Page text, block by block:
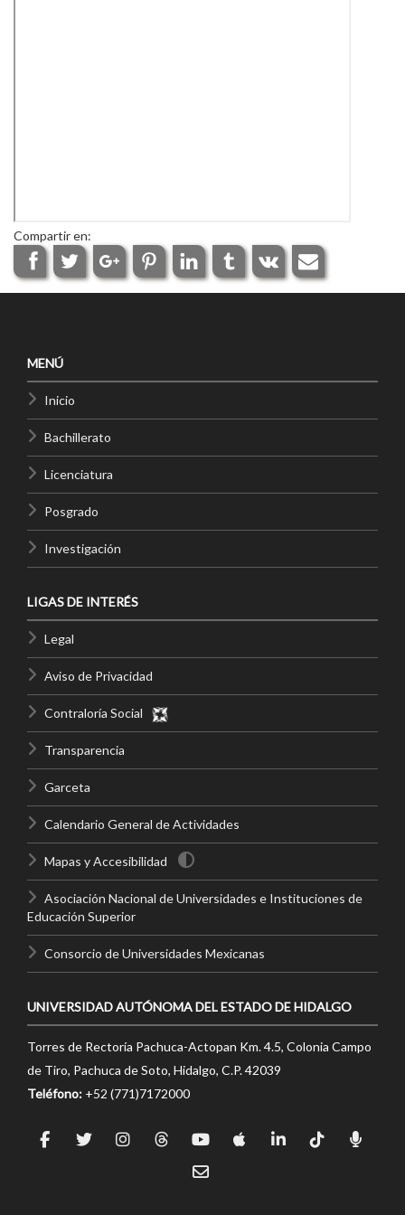
Compartir en:
MENÚ
Inicio
Bachillerato
Licenciatura
Posgrado
Investigación
LIGAS DE INTERÉS
Legal
Aviso de Privacidad
Contraloría Social
Transparencia
Garceta
Calendario General de Actividades
Mapas y Accesibilidad
Asociación Nacional de Universidades e Instituciones de
Educación Superior
Consorcio de Universidades Mexicanas
UNIVERSIDAD AUTÓNOMA DEL ESTADO DE HIDALGO
Torres de Rectoría Pachuca-Actopan Km. 4.5, Colonia Campo
de Tiro, Pachuca de Soto, Hidalgo, C.P. 42039
Teléfono: +52 (771)7172000